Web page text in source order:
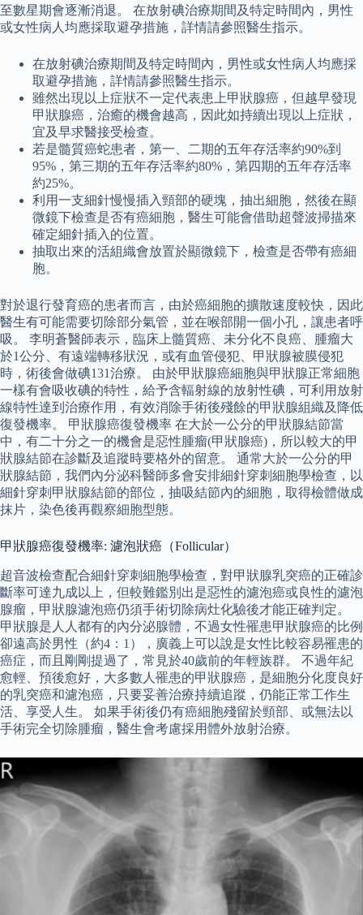
至數星期會逐漸消退。 在放射碘治療期間及特定時間內，男性
或女性病人均應採取避孕措施，詳情請參照醫生指示。
在放射碘治療期間及特定時間內，男性或女性病人均應採
取避孕措施，詳情請參照醫生指示。
雖然出現以上症狀不一定代表患上甲狀腺癌，但越早發現
甲狀腺癌，治癒的機會越高，因此如持續出現以上症狀，
宜及早求醫接受檢查。
若是髓質癌蛇患者，第一、二期的五年存活率約90%到
95%，第三期的五年存活率約80%，第四期的五年存活率
約25%。
利用一支細針慢慢插入頸部的硬塊，抽出細胞，然後在顯
微鏡下檢查是否有癌細胞，醫生可能會借助超聲波掃描來
確定細針插入的位置。
抽取出來的活組織會放置於顯微鏡下，檢查是否帶有癌細
胞。
對於退行發育癌的患者而言，由於癌細胞的擴散速度較快，因此
醫生有可能需要切除部分氣管，並在喉部開一個小孔，讓患者呼
吸。 李明蒼醫師表示，臨床上髓質癌、未分化不良癌、腫瘤大
於1公分、有遠端轉移狀況，或有血管侵犯、甲狀腺被膜侵犯
時，術後會做碘131治療。 由於甲狀腺癌細胞與甲狀腺正常細胞
一樣有會吸收碘的特性，給予含輻射線的放射性碘，可利用放射
線特性達到治療作用，有效消除手術後殘餘的甲狀腺組織及降低
復發機率。 甲狀腺癌復發機率 在大於一公分的甲狀腺結節當
中，有二十分之一的機會是惡性腫瘤(甲狀腺癌)，所以較大的甲
狀腺結節在診斷及追蹤時要格外的留意。 通常大於一公分的甲
狀腺結節，我們內分泌科醫師多會安排細針穿刺細胞學檢查，以
細針穿刺甲狀腺結節的部位，抽吸結節內的細胞，取得檢體做成
抹片，染色後再觀察細胞型態。
甲狀腺癌復發機率: 濾泡狀癌（Follicular）
超音波檢查配合細針穿刺細胞學檢查，對甲狀腺乳突癌的正確診
斷率可達九成以上，但較難鑑別出是惡性的濾泡癌或良性的濾泡
腺瘤，甲狀腺濾泡癌仍須手術切除病灶化驗後才能正確判定。
甲狀腺是人人都有的內分泌腺體，不過女性罹患甲狀腺癌的比例
卻遠高於男性（約4：1），廣義上可以說是女性比較容易罹患的
癌症，而且剛剛提過了，常見於40歲前的年輕族群。 不過年紀
愈輕、預後愈好，大多數人罹患的甲狀腺癌，是細胞分化度良好
的乳突癌和濾泡癌，只要妥善治療持續追蹤，仍能正常工作生
活、享受人生。 如果手術後仍有癌細胞殘留於頸部、或無法以
手術完全切除腫瘤，醫生會考慮採用體外放射治療。